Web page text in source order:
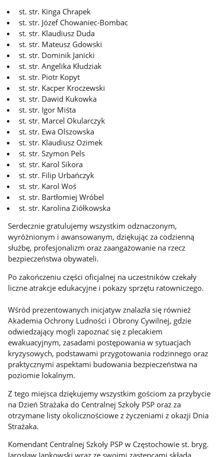
st. str. Kinga Chrapek
st. str. Józef Chowaniec-Bombac
st. str. Klaudiusz Duda
st. str. Mateusz Gdowski
st. str. Dominik Janicki
st. str. Angelika Kłudziak
st. str. Piotr Kopyt
st. str. Kacper Kroczewski
st. str. Dawid Kukowka
st. str. Igor Miśta
st. str. Marcel Okularczyk
st. str. Ewa Olszowska
st. str. Klaudiusz Ozimek
st. str. Szymon Pels
st. str. Karol Sikora
st. str. Filip Urbańczyk
st. str. Karol Woś
st. str. Bartłomiej Wróbel
st. str. Karolina Ziółkowska
Serdecznie gratulujemy wszystkim odznaczonym,
wyróżnionym i awansowanym, dziękując za codzienną
służbę, profesjonalizm oraz zaangażowanie na rzecz
bezpieczeństwa obywateli.
Po zakończeniu części oficjalnej na uczestników czekały
liczne atrakcje edukacyjne i pokazy sprzętu ratowniczego.
Wśród prezentowanych inicjatyw znalazła się również
Akademia Ochrony Ludności i Obrony Cywilnej, gdzie
odwiedzający mogli zapoznać się z plecakiem
ewakuacyjnym, zasadami postępowania w sytuacjach
kryzysowych, podstawami przygotowania rodzinnego oraz
praktycznymi aspektami budowania bezpieczeństwa na
poziomie lokalnym.
Z tego miejsca dziękujemy wszystkim gościom za przybycie
na Dzień Strażaka do Centralnej Szkoły PSP oraz za
otrzymane listy okolicznościowe z życzeniami z okazji Dnia
Strażaka.
Komendant Centralnej Szkoły PSP w Częstochowie st. bryg.